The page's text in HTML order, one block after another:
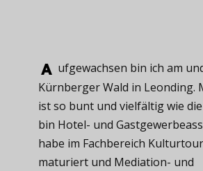
ufgewachsen ​bin ich am
Kürnberger Wald in Leonding.
ist so bunt und vielfältig wie
bin Hotel- und
habe im Fachbereich
maturiert und Mediation- und